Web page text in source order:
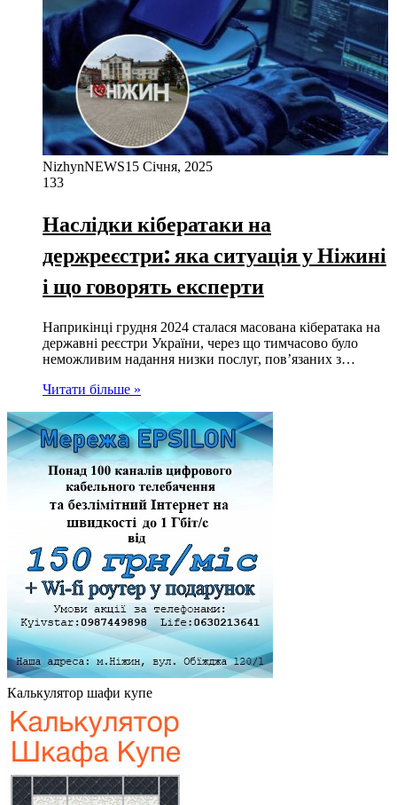
NizhynNEWS15 Січня, 2025
133
Наслідки кібератаки на
держреєстри: яка ситуація у Ніжині
і що говорять експерти
Наприкінці грудня 2024 сталася масована кібератака на
державні реєстри України, через що тимчасово було
неможливим надання низки послуг, пов’язаних з…
Читати більше »
Калькулятор шафи купе